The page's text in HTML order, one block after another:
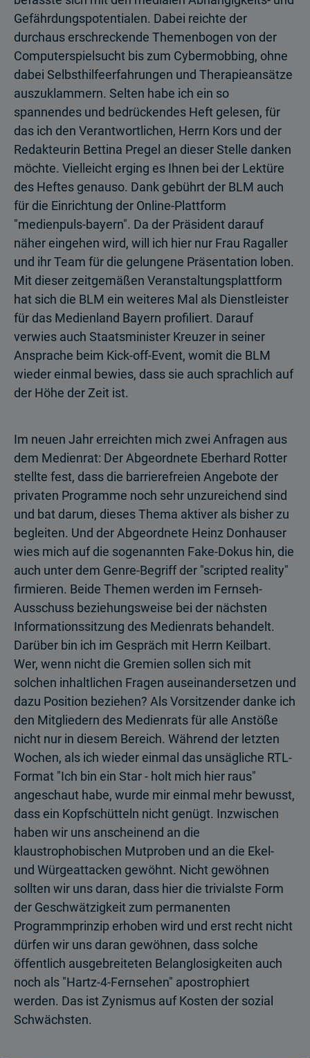
Gefährdungspotentialen. Dabei reichte der
durchaus erschreckende Themenbogen von der
Computerspielsucht bis zum Cybermobbing, ohne
dabei Selbsthilfeerfahrungen und Therapieansätze
auszuklammern. Selten habe ich ein so
spannendes und bedrückendes Heft gelesen, für
das ich den Verantwortlichen, Herrn Kors und der
Redakteurin Bettina Pregel an dieser Stelle danken
möchte. Vielleicht erging es Ihnen bei der Lektüre
des Heftes genauso. Dank gebührt der BLM auch
für die Einrichtung der Online-Plattform
"medienpuls-bayern". Da der Präsident darauf
näher eingehen wird, will ich hier nur Frau Ragaller
und ihr Team für die gelungene Präsentation loben.
Mit dieser zeitgemäßen Veranstaltungsplattform
hat sich die BLM ein weiteres Mal als Dienstleister
für das Medienland Bayern profiliert. Darauf
verwies auch Staatsminister Kreuzer in seiner
Ansprache beim Kick-off-Event, womit die BLM
wieder einmal bewies, dass sie auch sprachlich auf
der Höhe der Zeit ist.
Im neuen Jahr erreichten mich zwei Anfragen aus
dem Medienrat: Der Abgeordnete Eberhard Rotter
stellte fest, dass die barrierefreien Angebote der
privaten Programme noch sehr unzureichend sind
und bat darum, dieses Thema aktiver als bisher zu
begleiten. Und der Abgeordnete Heinz Donhauser
wies mich auf die sogenannten Fake-Dokus hin, die
auch unter dem Genre-Begriff der "scripted reality"
firmieren. Beide Themen werden im Fernseh-
Ausschuss beziehungsweise bei der nächsten
Informationssitzung des Medienrats behandelt.
Darüber bin ich im Gespräch mit Herrn Keilbart.
Wer, wenn nicht die Gremien sollen sich mit
solchen inhaltlichen Fragen auseinandersetzen und
dazu Position beziehen? Als Vorsitzender danke ich
den Mitgliedern des Medienrats für alle Anstöße
nicht nur in diesem Bereich. Während der letzten
Wochen, als ich wieder einmal das unsägliche RTL-
Format "Ich bin ein Star - holt mich hier raus"
angeschaut habe, wurde mir einmal mehr bewusst,
dass ein Kopfschütteln nicht genügt. Inzwischen
haben wir uns anscheinend an die
klaustrophobischen Mutproben und an die Ekel-
und Würgeattacken gewöhnt. Nicht gewöhnen
sollten wir uns daran, dass hier die trivialste Form
der Geschwätzigkeit zum permanenten
Programmprinzip erhoben wird und erst recht nicht
dürfen wir uns daran gewöhnen, dass solche
öffentlich ausgebreiteten Belanglosigkeiten auch
noch als "Hartz-4-Fernsehen" apostrophiert
werden. Das ist Zynismus auf Kosten der sozial
Schwächsten.